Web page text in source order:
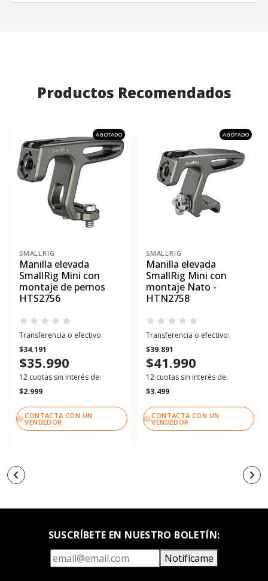
Productos Recomendados
AGOTADO
SMALLRIG
Manilla elevada
SmallRig Mini con
montaje de pernos
HTS2756
Transferencia o efectivo:
$34.191
$35.990
12 cuotas sin interés de:
$2.999
CONTACTA CON UN
VENDEDOR
AGOTADO
SMALLRIG
Manilla elevada
SmallRig Mini con
montaje Nato -
HTN2758
Transferencia o efectivo:
$39.891
$41.990
12 cuotas sin interés de:
$3.499
CONTACTA CON UN
VENDEDOR
SUSCRÍBETE EN NUESTRO BOLETÍN:
Notifícame